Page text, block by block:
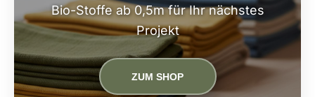
Bio-Stoffe ab 0,5m für Ihr nächstes
Projekt
ZUM SHOP